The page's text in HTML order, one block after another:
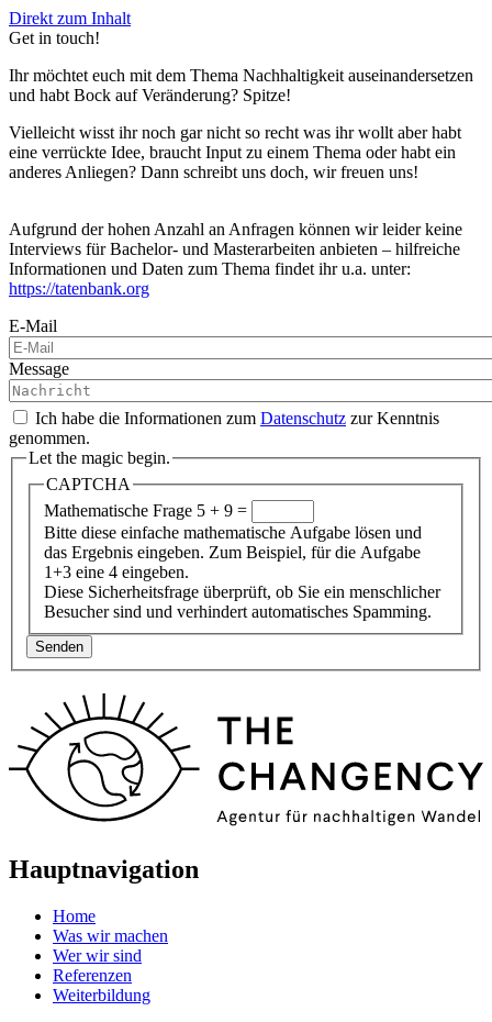
Direkt zum Inhalt
Get in touch!
Ihr möchtet euch mit dem Thema Nachhaltigkeit auseinandersetzen
und habt Bock auf Veränderung? Spitze!
Vielleicht wisst ihr noch gar nicht so recht was ihr wollt aber habt
eine verrückte Idee, braucht Input zu einem Thema oder habt ein
anderes Anliegen? Dann schreibt uns doch, wir freuen uns!
Aufgrund der hohen Anzahl an Anfragen können wir leider keine
Interviews für Bachelor- und Masterarbeiten anbieten – hilfreiche
Informationen und Daten zum Thema findet ihr u.a. unter:
https://tatenbank.org
E-Mail
Message
Ich habe die Informationen zum Datenschutz zur Kenntnis
genommen.
Let the magic begin.
CAPTCHA
Mathematische Frage 5 + 9 =
Bitte diese einfache mathematische Aufgabe lösen und
das Ergebnis eingeben. Zum Beispiel, für die Aufgabe
1+3 eine 4 eingeben.
Diese Sicherheitsfrage überprüft, ob Sie ein menschlicher
Besucher sind und verhindert automatisches Spamming.
Hauptnavigation
Home
Was wir machen
Wer wir sind
Referenzen
Weiterbildung